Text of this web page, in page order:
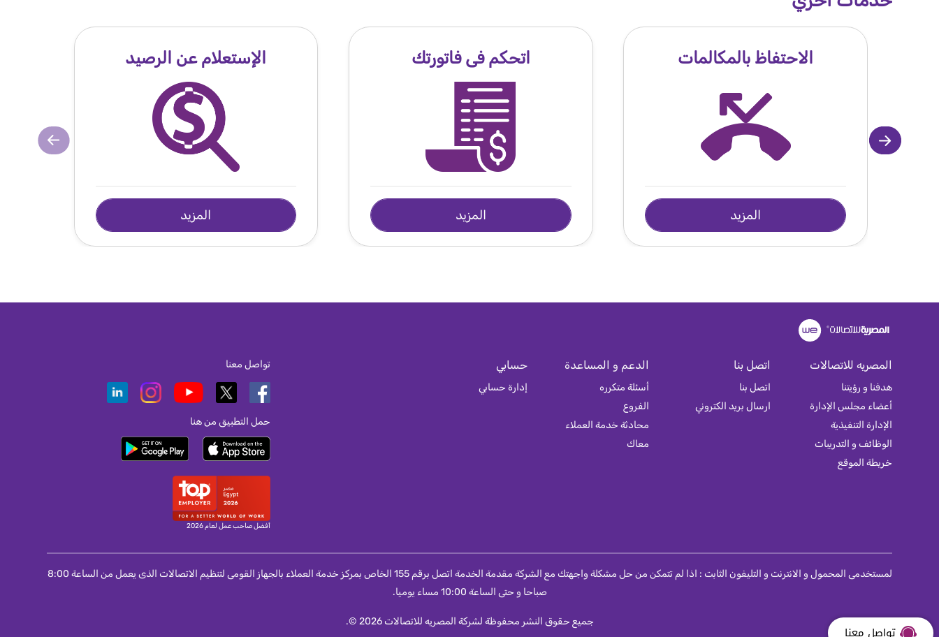
الاحتفاظ بالمكالمات
المزيد
اتحكم فى فاتورتك
المزيد
الإستعلام عن الرصيد
المزيد
المصريه للاتصالات
هدفنا و رؤيتنا
أعضاء مجلس الإدارة
الإدارة التنفيذية
الوظائف و التدريبات
خريطة الموقع
اتصل بنا
اتصل بنا
ارسال بريد الكتروني
الدعم و المساعدة
أسئلة متكرره
الفروع
محادثة خدمة العملاء
معاك
حسابي
إدارة حسابي
تواصل معنا
حمل التطبيق من هنا
أفضل صاحب عمل لعام 2026
لمستخدمى المحمول و الانترنت و التليفون الثابت : اذا لم تتمكن من حل مشكلة واجهتك مع الشركة مقدمة الخدمة اتصل برقم 155 الخاص بمركز خدمة العملاء بالجهاز القومى لتنظيم الاتصالات الذى يعمل من الساعة 8:00
صباحا و حتى الساعة 10:00 مساء يوميا.
جميع حقوق النشر محفوظة لشركة المصريه للاتصالات 2026 ©.
تواصل معنا